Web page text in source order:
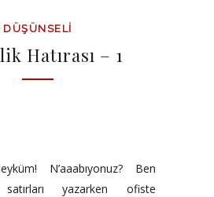
DÜŞÜNSELI
Hatırası – 1
N’aaabıyonuz? Ben
yazarken ofiste